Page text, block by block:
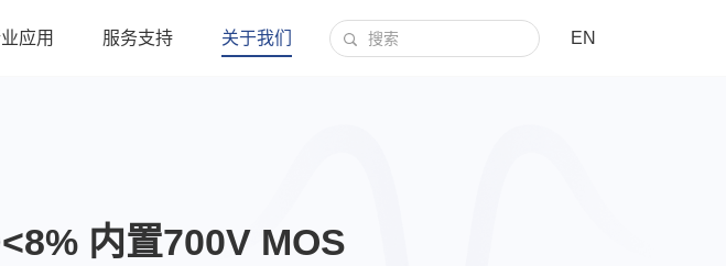
应用 服务支持 关于我们 EN
内置700V MOS